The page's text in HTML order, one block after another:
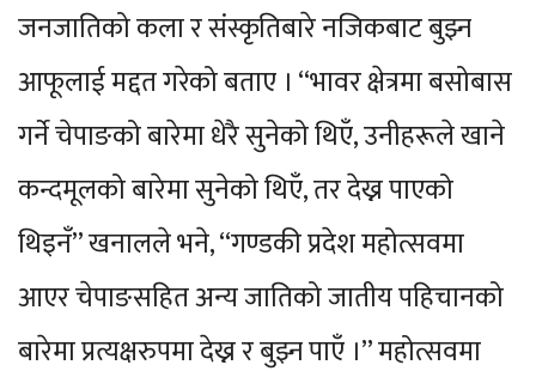
जनजातिको कला र संस्कृतिबारे नजिकबाट बुझ्न
आफूलाई मद्दत गरेको बताए । “भावर क्षेत्रमा बसोबास
गर्ने चेपाङको बारेमा धेरै सुनेको थिएँ, उनीहरूले खाने
कन्दमूलको बारेमा सुनेको थिएँ, तर देख्न पाएको
थिइनँ” खनालले भने, “गण्डकी प्रदेश महोत्सवमा
आएर चेपाङसहित अन्य जातिको जातीय पहिचानको
बारेमा प्रत्यक्षरुपमा देख्न र बुझ्न पाएँ ।” महोत्सवमा